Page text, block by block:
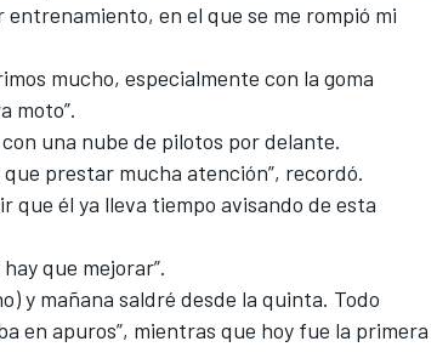
en el que se me rompió mi
mucho, especialmente con la goma
moto”.
una nube de pilotos por delante.
prestar mucha atención”, recordó.
que él ya lleva tiempo avisando de esta
que mejorar”.
y mañana saldré desde la quinta. Todo
en apuros”, mientras que hoy fue la primera